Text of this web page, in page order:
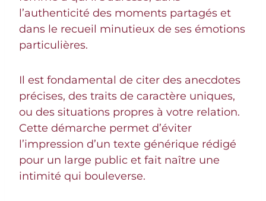
l’authenticité des moments partagés et
dans le recueil minutieux de ses émotions
particulières.
Il est fondamental de citer des anecdotes
précises, des traits de caractère uniques,
ou des situations propres à votre relation.
Cette démarche permet d’éviter
l’impression d’un texte générique rédigé
pour un large public et fait naître une
intimité qui bouleverse.